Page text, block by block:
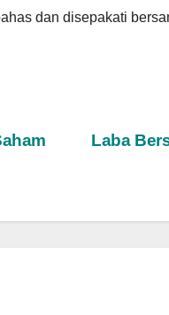
dan disepakati
Laba